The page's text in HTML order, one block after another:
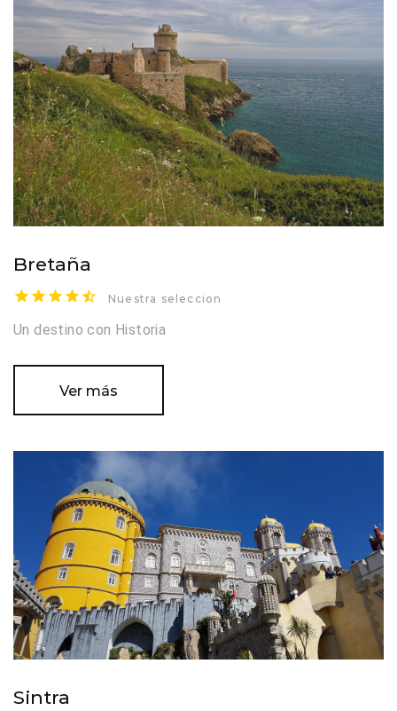
Bretaña
Nuestra seleccion
Un destino con Historia
Ver más
Sintra